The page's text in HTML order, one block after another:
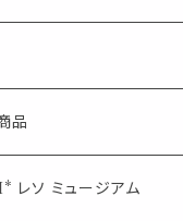
飾
ー
品
ソ ミュージアム